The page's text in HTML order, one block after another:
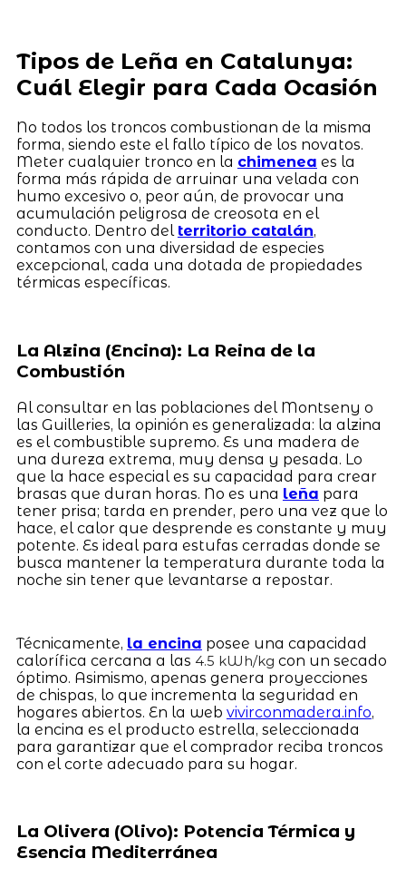
Tipos de Leña en Catalunya:
Cuál Elegir para Cada Ocasión
No todos los troncos combustionan de la misma
forma, siendo este el fallo típico de los novatos.
Meter cualquier tronco en la chimenea es la
forma más rápida de arruinar una velada con
humo excesivo o, peor aún, de provocar una
acumulación peligrosa de creosota en el
conducto. Dentro del territorio catalán,
contamos con una diversidad de especies
excepcional, cada una dotada de propiedades
térmicas específicas.
La Alzina (Encina): La Reina de la
Combustión
Al consultar en las poblaciones del Montseny o
las Guilleries, la opinión es generalizada: la alzina
es el combustible supremo. Es una madera de
una dureza extrema, muy densa y pesada. Lo
que la hace especial es su capacidad para crear
brasas que duran horas. No es una leña para
tener prisa; tarda en prender, pero una vez que lo
hace, el calor que desprende es constante y muy
potente. Es ideal para estufas cerradas donde se
busca mantener la temperatura durante toda la
noche sin tener que levantarse a repostar.
Técnicamente, la encina posee una capacidad
calorífica cercana a las 4.5 kWh/kg con un secado
óptimo. Asimismo, apenas genera proyecciones
de chispas, lo que incrementa la seguridad en
hogares abiertos. En la web vivirconmadera.info,
la encina es el producto estrella, seleccionada
para garantizar que el comprador reciba troncos
con el corte adecuado para su hogar.
La Olivera (Olivo): Potencia Térmica y
Esencia Mediterránea